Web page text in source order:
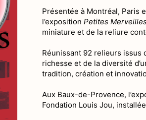
Présentée à Montréal, Paris
l’exposition Petites
miniature et de la reliure
Réunissant 92 relieurs issus
richesse et de la diversité
tradition, création et
Aux Baux-de-Provence,
Fondation Louis Jou,